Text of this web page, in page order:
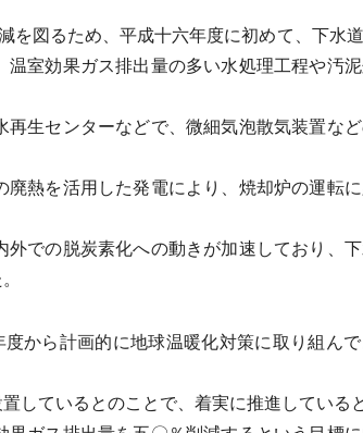
図るため、平成十六年度に初めて、下水
室効果ガス排出量の多い水処理工程や汚
生センターなどで、微細気泡散気装置な
熱を活用した発電により、焼却炉の運転
での脱炭素化への動きが加速しており、
から計画的に地球温暖化対策に取り組ん
ているとのことで、着実に推進している